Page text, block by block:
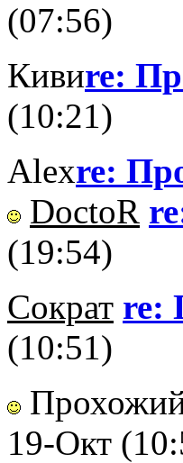
(07:56)
Кивиre:
(10:21)
Alexre:
DoctoR
(19:54)
Сократ re:
(10:51)
19-Окт